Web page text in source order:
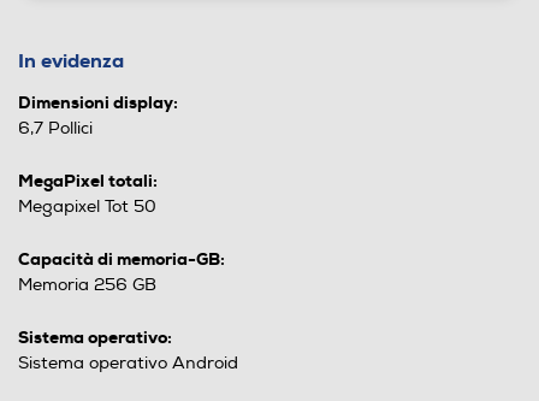
In evidenza
Dimensioni display:
6,7 Pollici
MegaPixel totali:
Megapixel Tot 50
Capacità di memoria-GB:
Memoria 256 GB
Sistema operativo:
Sistema operativo Android